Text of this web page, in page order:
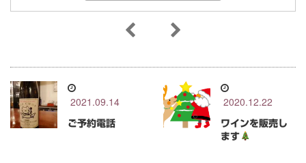
2021.09.14
ご予約電話
2020.12.22
ワインを販売し
ます